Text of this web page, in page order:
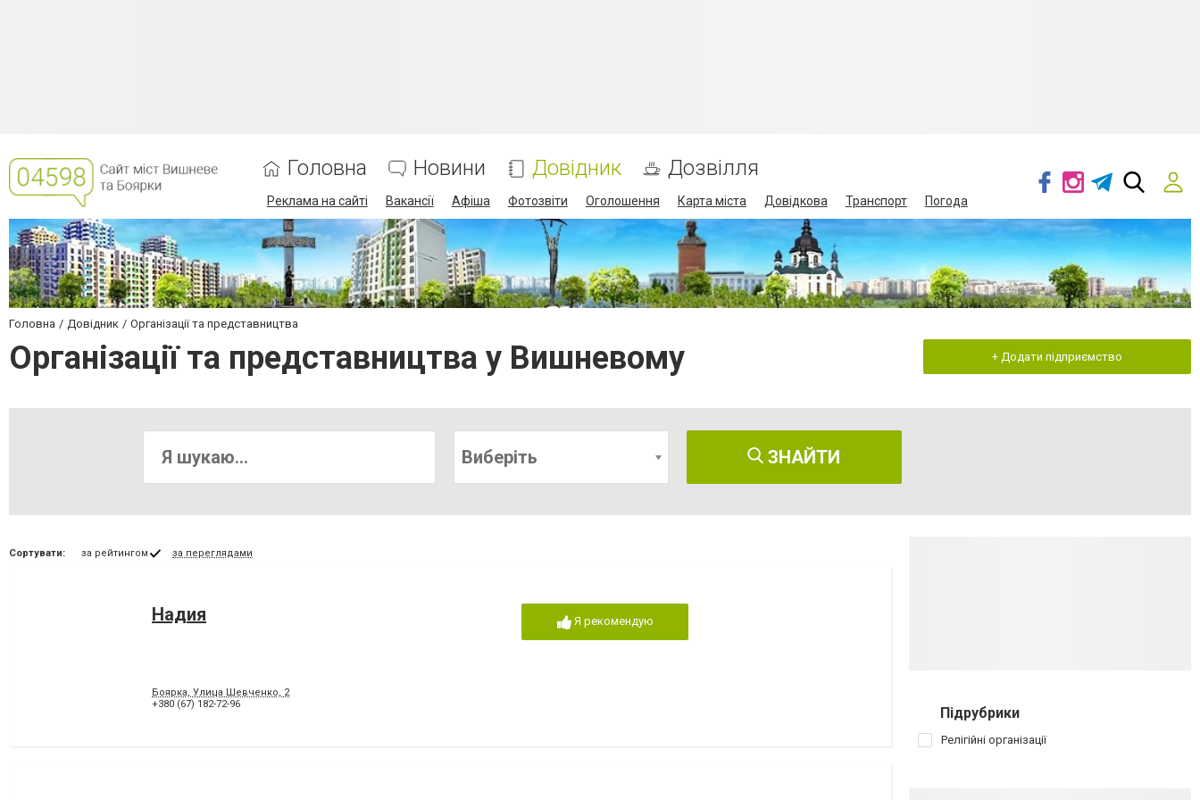
Головна Новини Довідник Дозвілля
Реклама на сайті Вакансії Афіша Фотозвіти Оголошення Карта міста Довідкова Транспорт Погода
Головна Довідник Організації та представництва
Організації та представництва у Вишневому + Додати підприємство
Виберіть ЗНАЙТИ
Сортувати: за рейтингом за переглядами
Надия
Боярка, Улица Шевченко, 2
+380 (67) 182-72-96
Я рекомендую
Підрубрики
Релігійні організації